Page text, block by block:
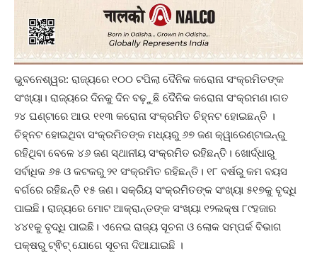
ଭୁବନେଶ୍ୱର: ରାଜ୍ୟରେ ୧୦୦ ଟପିଲା ଦୈନିକ କରୋନା ସଂକ୍ରମିତଙ୍କ
ସଂଖ୍ୟା। ରାଜ୍ୟରେ ଦିନକୁ ଦିନ ବଢ଼ୁଛି ଦୈନିକ କରୋନା ସଂକ୍ରମଣ।ଗତ
୨୪ ଘଣ୍ଟାରେ ଆଉ ୧୧୩ କରୋନା ସଂକ୍ରମିତ ଚିହ୍ନଟ ହୋଇଛନ୍ତି ।
ଚିହ୍ନଟ ହୋଇଥିବା ସଂକ୍ରମିତଙ୍କ ମଧ୍ୟରୁ ୬୭ ଜଣ କ୍ୱାରେଣ୍ଟାଇନ୍‌ରୁ
ରହିଥିବା ବେଳେ ୪୬ ଜଣ ସ୍ଥାନୀୟ ସଂକ୍ରମିତ ରହିଛନ୍ତି। ଖୋର୍ଦ୍ଧାରୁ
ସର୍ବାଧିକ ୬୫ ଓ କଟକରୁ ୨୧ ସଂକ୍ରମିତ ରହିଛନ୍ତି। ୧୮ ବର୍ଷରୁ କମ ବୟସ
ବର୍ଗରେ ରହିଛନ୍ତି ୧୫ ଜଣ। ସକ୍ରିୟ ସଂକ୍ରମିତଙ୍କ ସଂଖ୍ୟା ୫୧୭କୁ ବୃଦ୍ଧି
ପାଇଛି। ରାଜ୍ୟରେ ମୋଟ ଆକ୍ରାନ୍ତଙ୍କ ସଂଖ୍ୟା ୧୨ଲକ୍ଷ ୮୯ହଜାର
୪୪୧କୁ ବୃଦ୍ଧି ପାଇଛି। ଏନେଇ ରାଜ୍ୟ ସୂଚନା ଓ ଲୋକ ସମ୍ପର୍କ ବିଭାଗ
ପକ୍ଷରୁ ଟ୍ଵିଟ୍ ଯୋଗେ ସୂଚନା ଦିଆଯାଇଛି ।